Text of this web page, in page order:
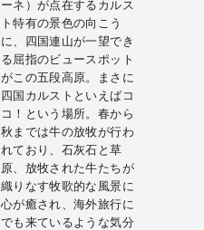
ーネ）が点在するカルス
ト特有の景色の向こう
に、四国連山が一望でき
る屈指のビュースポット
がこの五段高原。まさに
四国カルストといえばコ
コ！という場所。春から
秋までは牛の放牧が行わ
れており、石灰石と草
原、放牧された牛たちが
織りなす牧歌的な風景に
心が癒され、海外旅行に
でも来ているような気分